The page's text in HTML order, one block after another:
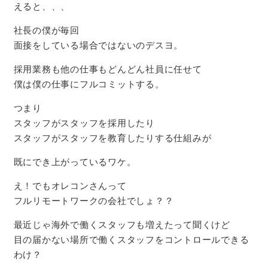
えると、、、
社長の僕が毎回
面接をしている場合ではないのデスヨ。
採用業務も他の仕事もどんどん社員に任せて
僕は僕の仕事にフルコミットする。
つまり
スタッフがスタッフを採用したり
スタッフがスタッフを教育したりする仕組みが
既にでき上がっているワケ。
え！でもオレコンさんって
フルリモートワークの会社でしょ？？
最近じゃ海外で働くスタッフも増えたって聞くけど
目の届かない場所で働くスタッフをコントロールできる
わけ？